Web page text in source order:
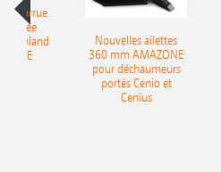
charrue
portée
Onland
Nouvelles ailettes
360 mm AMAZONE
pour déchaumeurs
portés Cenio et
Cenius